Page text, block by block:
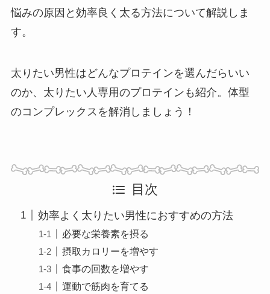
悩みの原因と効率良く太る方法について解説しま
す。
太りたい男性はどんなプロテインを選んだらいい
のか、太りたい人専用のプロテインも紹介。体型
のコンプレックスを解消しましょう！
目次
効率よく太りたい男性におすすめの方法
必要な栄養素を摂る
摂取カロリーを増やす
食事の回数を増やす
運動で筋肉を育てる